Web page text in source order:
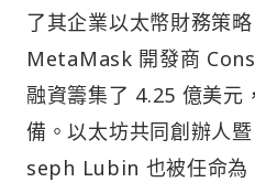
了其企業以太幣財務策
MetaMask 開發商
融資籌集了 4.25 億美元
備。以太坊共同創辦人
seph Lubin 也被任命為